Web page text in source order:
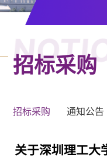
招标采购
招标采购 通知公告
关于深圳理工大